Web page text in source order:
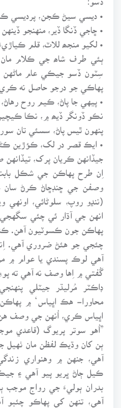
• ديسي سيڻ ڪجن، پرديسي
• ڇاجي ڏنگا ڏير، منهنجو
• لکيو منجھ للاٽ، قلم
ٻئي طرف شاھ جي ڪلام
سِٽون ڏسو جيڪي عام ماڻهن
پهاڪي جو درجو حاصل نه
• پيهي جا پاڻ، ڪيم روح رهاڻ،
نڪو ڏونگر ڏيھ ۾، نڪا
پنهون ٿيس پاڻ، سسئي تان سور
• ايڪ قصر در لک، ڪؤڙين
جيڏانهن ڪريان پرک، تيڏانهن
اِن طرح پهاڪن جي شڪل
وصفن جي ڇنڊڇاڻ ڪرڻ سان
(ننڍو روپ، سلوڻائي،
انهن جي آڌار ئي چئي
پهاڪن جون ڪسوٽيون آهن.
چئجي جو هئڻ ضروري آهي.
آهي لوڪ پسندي يا عوام ۾
گُفتي ۾ اِها وصف نه آهي ته
ڊاڪٽر مُرليڌر جيٽلي
محاورا- هڪ اڀياس‘ ۾
اڀياس ڪري، اُنهن جي وصف
”اُهو سوتر پريوگ (قاعدي
ٻن کان وڌيڪ لفظن مان ٺهيل
آهي، جنهن ۾ وهنواري
ڪيل ڄاڻ ڀريو پيو آهي ۽
بدران ٻوليءَ جي رواج موجب
آهي، تنهن کي پهاڪو